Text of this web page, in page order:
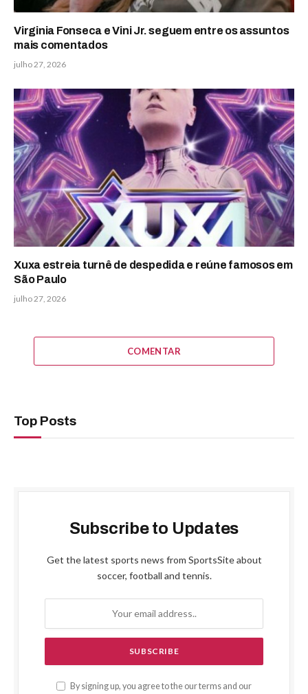
Virginia Fonseca e Vini Jr. seguem entre os assuntos
mais comentados
julho 27, 2026
Xuxa estreia turnê de despedida e reúne famosos em
São Paulo
julho 27, 2026
COMENTAR
Top Posts
Subscribe to Updates
Get the latest sports news from SportsSite about
soccer, football and tennis.
By signing up, you agree to the our terms and our